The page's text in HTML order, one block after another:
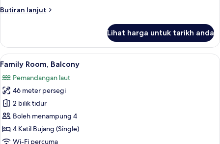
Sea
Butiran lanjut
Butiran
Twin
Room,
Balcony,
Facing
Lihat harga untuk tarikh anda
Lihat
semua
foto
untuk
Family
Room,
Balcony
Bar mini, peti besi dalam bilik, meja,
10
Family Room, Balcony
Pemandangan laut
46 meter persegi
2 bilik tidur
Boleh menampung 4
4 Katil Bujang (Single)
Wi-Fi percuma